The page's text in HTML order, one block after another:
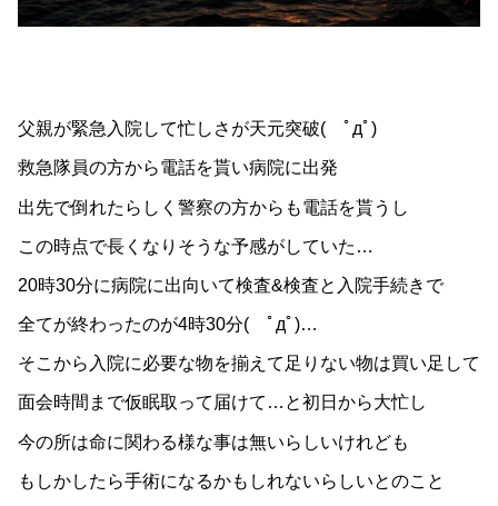
父親が緊急入院して忙しさが天元突破( ﾟдﾟ)
救急隊員の方から電話を貰い病院に出発
出先で倒れたらしく警察の方からも電話を貰うし
この時点で長くなりそうな予感がしていた…
20時30分に病院に出向いて検査&検査と入院手続きで
全てが終わったのが4時30分( ﾟдﾟ)…
そこから入院に必要な物を揃えて足りない物は買い足して
面会時間まで仮眠取って届けて…と初日から大忙し
今の所は命に関わる様な事は無いらしいけれども
もしかしたら手術になるかもしれないらしいとのこと